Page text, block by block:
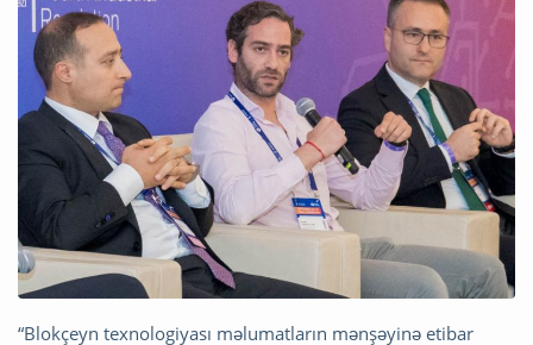
“Blokçeyn texnologiyası məlumatların mənşəyinə etibar